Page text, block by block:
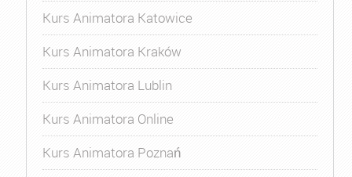
Kurs Animatora Katowice
Kurs Animatora Kraków
Kurs Animatora Lublin
Kurs Animatora Online
Kurs Animatora Poznań